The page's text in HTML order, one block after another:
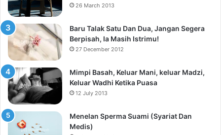
26 March 2013
Baru Talak Satu Dan Dua, Jangan Segera
Berpisah, Ia Masih Istrimu!
27 December 2012
Mimpi Basah, Keluar Mani, keluar Madzi,
Keluar Wadhi Ketika Puasa
12 July 2013
Menelan Sperma Suami (Syariat Dan
Medis)